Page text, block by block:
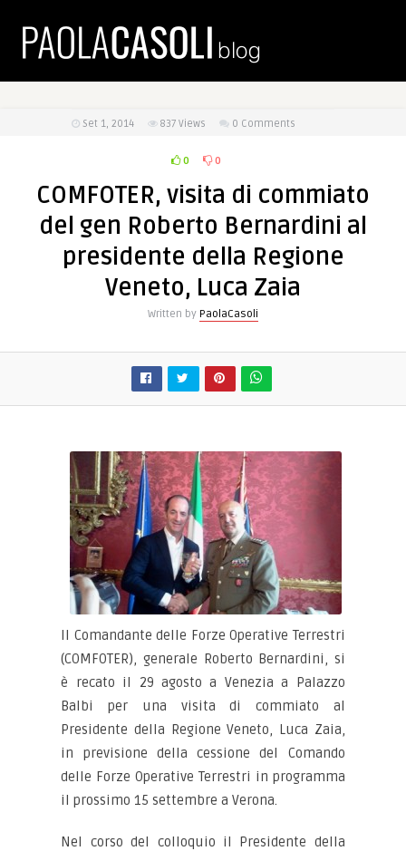
Set 1, 2014 837 Views 0 Comments
0 0
COMFOTER, visita di commiato
del gen Roberto Bernardini al
presidente della Regione
Veneto, Luca Zaia
Written by PaolaCasoli
Il Comandante delle Forze Operative Terrestri
(COMFOTER), generale Roberto Bernardini, si
è recato il 29 agosto a Venezia a Palazzo
Balbi per una visita di commiato al
Presidente della Regione Veneto, Luca Zaia,
in previsione della cessione del Comando
delle Forze Operative Terrestri in programma
il prossimo 15 settembre a Verona.
Nel corso del colloquio il Presidente della